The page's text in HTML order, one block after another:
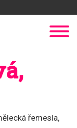
řemesla,